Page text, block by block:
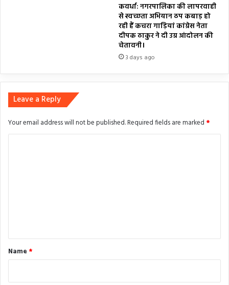
कवर्धा: नगरपालिका की लापरवाही
से स्वच्छता अभियान ठप कबाड़ हो
रही हैं कचरा गाड़ियां कांग्रेस नेता
दीपक ठाकुर ने दी उग्र आंदोलन की
चेतावनी।
3 days ago
Leave a Reply
Your email address will not be published.Required fields are marked *
*
Name *